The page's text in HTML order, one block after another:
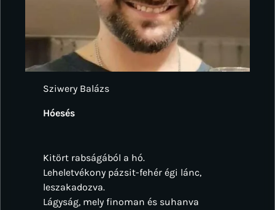
Sziwery Balázs
Hóesés
Kitört rabságából a hó.
Leheletvékony pázsit-fehér égi lánc,
leszakadozva.
Lágyság, mely finoman és suhanva